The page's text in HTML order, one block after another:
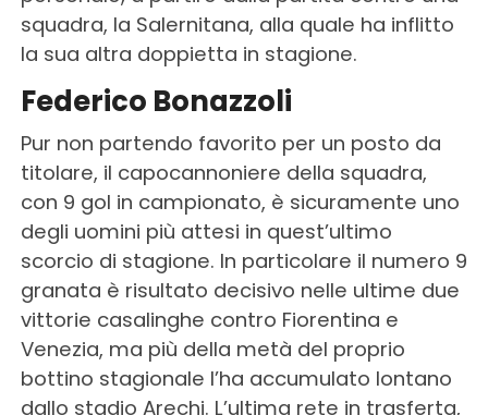
squadra, la Salernitana, alla quale ha inflitto
la sua altra doppietta in stagione.
Federico Bonazzoli
Pur non partendo favorito per un posto da
titolare, il capocannoniere della squadra,
con 9 gol in campionato, è sicuramente uno
degli uomini più attesi in quest’ultimo
scorcio di stagione. In particolare il numero 9
granata è risultato decisivo nelle ultime due
vittorie casalinghe contro Fiorentina e
Venezia, ma più della metà del proprio
bottino stagionale l’ha accumulato lontano
dallo stadio Arechi. L’ultima rete in trasferta,